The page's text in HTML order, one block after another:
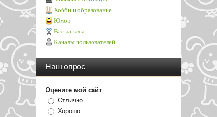
Хобби и образование
Юмор
Все каналы
Каналы пользователей
Наш опрос
Оцените мой сайт
Отлично
Хорошо